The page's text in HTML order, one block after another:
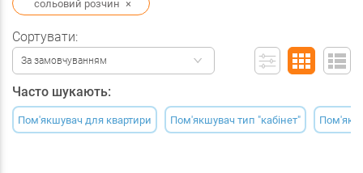
сольовий розчин ×
Сортувати:
За замовчуванням
Часто шукають:
Пом'якшувач для квартири Пом'якшувач тип "кабінет"